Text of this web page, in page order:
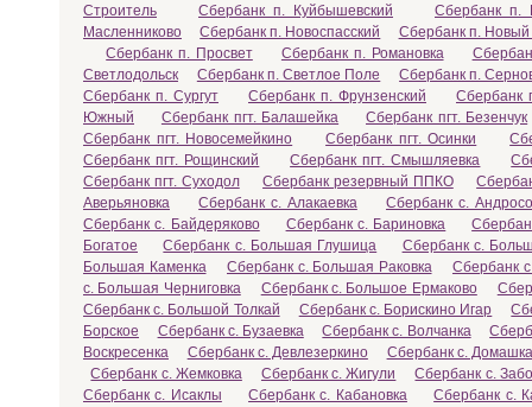
Строитель
Сбербанк п. Куйбышевский
Сбербанк п.
Масленниково
Сбербанк п. Новоспасский
Сбербанк п. Новый
Сбербанк п. Просвет
Сбербанк п. Романовка
Светлодольск
Сбербанк п. Светлое Поле
Сбербанк п.
Сбербанк п. Сургут
Сбербанк п. Фрунзенский
Сбербанк
Южный
Сбербанк пгт. Балашейка
Сбербанк пгт. Безенчук
Сбербанк пгт. Новосемейкино
Сбербанк пгт. Осинки
Сбербанк пгт. Рощинский
Сбербанк пгт. Смышляевка
Сбербанк пгт. Суходол
Сбербанк резервный ППКО
Аверьяновка
Сбербанк с. Алакаевка
Сбербанк с.
Сбербанк с. Байдеряково
Сбербанк с. Бариновка
Богатое
Сбербанк с. Большая Глушица
Сбербанк с.
Большая Каменка
Сбербанк с. Большая Раковка
Сбербанк
с. Большая Черниговка
Сбербанк с. Большое Ермаково
Сбербанк с. Большой Толкай
Сбербанк с. Борискино Игар
Борское
Сбербанк с. Бузаевка Сбербанк с. Волчанка
Воскресенка
Сбербанк с. Девлезеркино
Сбербанк с. Домашка
Сбербанк с. Жемковка
Сбербанк с. Жигули
Сбербанк с.
Сбербанк с. Исаклы
Сбербанк с. Кабановка
Сбербанк с.